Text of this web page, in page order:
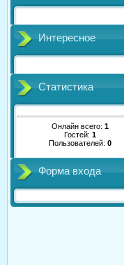
Интересное
Статистика
Онлайн всего: 1
Гостей: 1
Пользователей: 0
Форма входа